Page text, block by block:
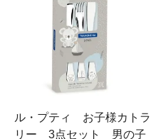
ル・プティ お子様カトラ
リー 3点セット 男の子